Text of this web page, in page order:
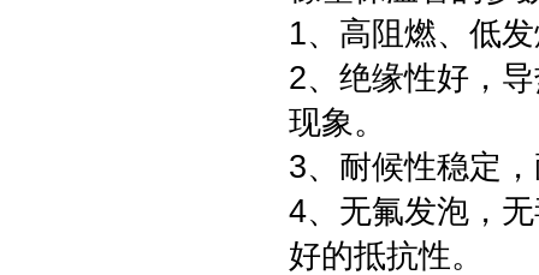
1、高阻燃、低
2、绝缘性好，
现象。
3、耐候性稳定
4、无氟发泡，
好的抵抗性。